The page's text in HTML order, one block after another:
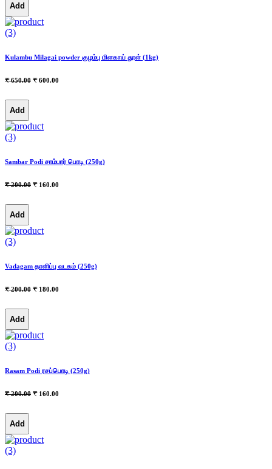
Add
(3)
Kulambu Milagai powder குழம்பு மிளகாய் தூள் (1kg)
₹ 650.00 ₹ 600.00
Add
(3)
Sambar Podi சாம்பார் பொடி (250g)
₹ 200.00 ₹ 160.00
Add
(3)
Vadagam தாளிப்பு வடகம் (250g)
₹ 200.00 ₹ 180.00
Add
(3)
Rasam Podi ரசப்பொடி (250g)
₹ 200.00 ₹ 160.00
Add
(3)